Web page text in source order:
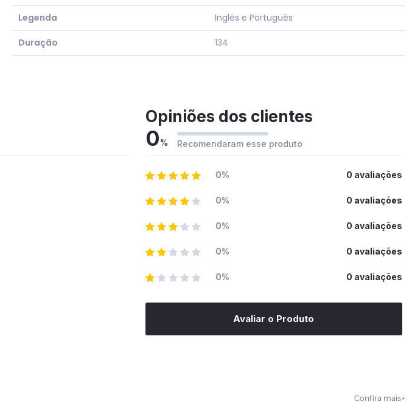
Legenda Inglês e Português
Duração 134
Opiniões dos clientes
0% Recomendaram esse produto
0% 0 avaliações
0% 0 avaliações
0% 0 avaliações
0% 0 avaliações
0% 0 avaliações
Avaliar o Produto
Confira mais+